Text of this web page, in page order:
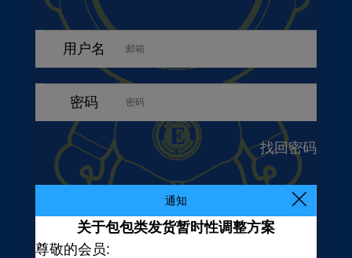
用户名
密码
找回密码
通知
关于包包类发货暂时性调整方案
尊敬的会员: